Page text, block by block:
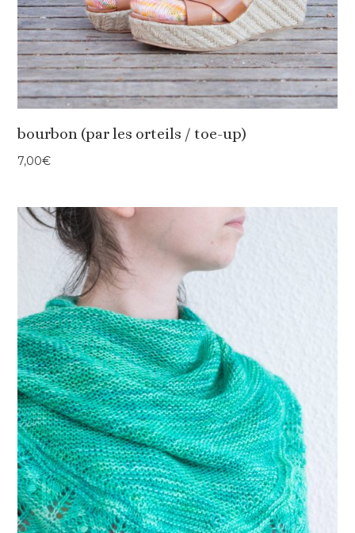
bourbon (par les orteils / toe-up)
7,00€